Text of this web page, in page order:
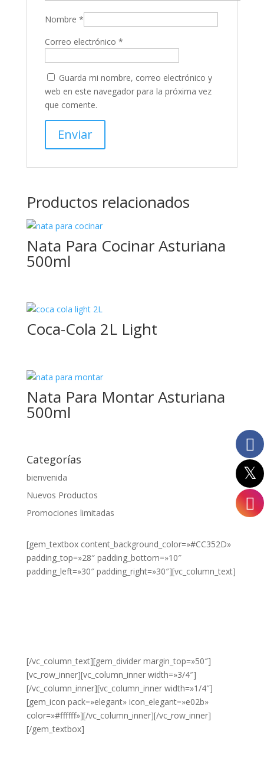
Nombre *
Correo electrónico *
Guarda mi nombre, correo electrónico y
web en este navegador para la próxima vez
que comente.
Productos relacionados
Nata Para Cocinar Asturiana
500ml
Coca-Cola 2L Light
Nata Para Montar Asturiana
500ml
Categorías
bienvenida
Nuevos Productos
Promociones limitadas
[gem_textbox content_background_color=»#CC352D»
padding_top=»28″ padding_bottom=»10″
padding_left=»30″ padding_right=»30″][vc_column_text]
[/vc_column_text][gem_divider margin_top=»50″]
[vc_row_inner][vc_column_inner width=»3/4″]
[/vc_column_inner][vc_column_inner width=»1/4″]
[gem_icon pack=»elegant» icon_elegant=»e02b»
color=»#ffffff»][/vc_column_inner][/vc_row_inner]
[/gem_textbox]